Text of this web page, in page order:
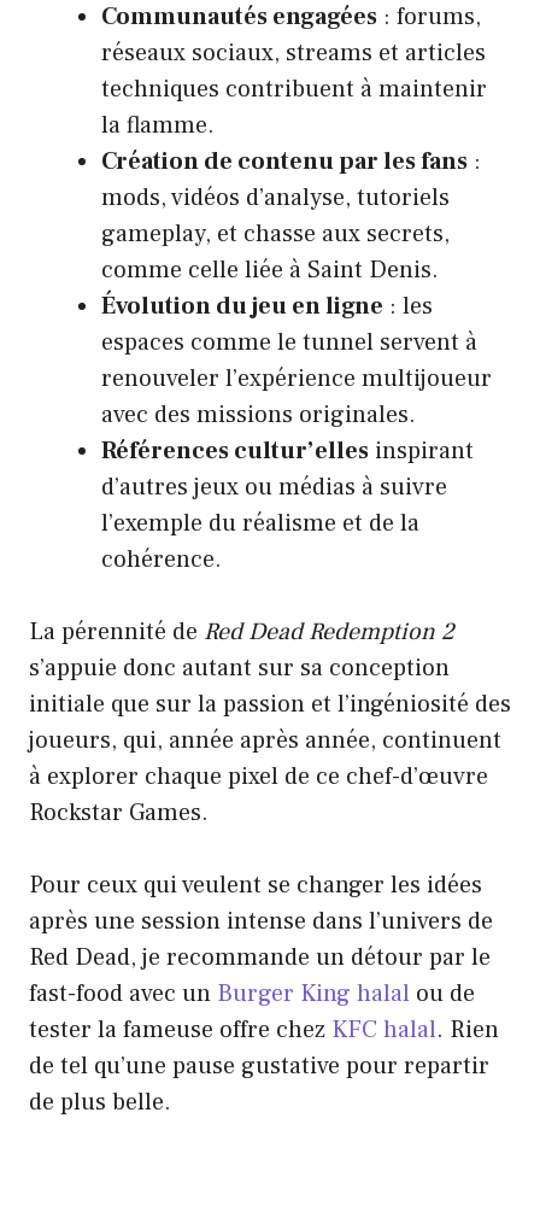
Communautés engagées : forums,
réseaux sociaux, streams et articles
techniques contribuent à maintenir
la flamme.
Création de contenu par les fans :
mods, vidéos d’analyse, tutoriels
gameplay, et chasse aux secrets,
comme celle liée à Saint Denis.
Évolution du jeu en ligne : les
espaces comme le tunnel servent à
renouveler l’expérience multijoueur
avec des missions originales.
Références cultur’elles inspirant
d’autres jeux ou médias à suivre
l’exemple du réalisme et de la
cohérence.
La pérennité de Red Dead Redemption 2
s’appuie donc autant sur sa conception
initiale que sur la passion et l’ingéniosité des
joueurs, qui, année après année, continuent
à explorer chaque pixel de ce chef-d’œuvre
Rockstar Games.
Pour ceux qui veulent se changer les idées
après une session intense dans l’univers de
Red Dead, je recommande un détour par le
fast-food avec un Burger King halal ou de
tester la fameuse offre chez KFC halal. Rien
de tel qu’une pause gustative pour repartir
de plus belle.